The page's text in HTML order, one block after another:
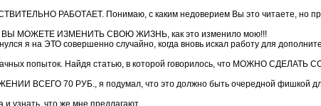
РАБОТАЕТ. Понимаю, с каким недоверием Вы это читаете, но
ВЫ МОЖЕТЕ ИЗМЕНИТЬ СВОЮ ЖИЗНЬ, как это изменило мою!!!
я на ЭТО совершенно случайно, когда вновь искал работу для
попыток. Найдя статью, в которой говорилось, что МОЖНО
ВСЕГО 70 РУБ., я подумал, что это должно быть очередной фишкой
и узнать, что же мне предлагают.